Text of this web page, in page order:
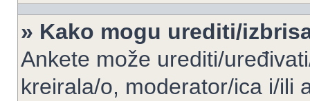
» Kako mogu urediti/
Ankete može urediti/
kreirala/o, moderator/ica i/ili